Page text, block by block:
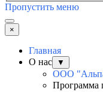
Пропустить меню
×
Главная
О нас
▼
ООО
Программа